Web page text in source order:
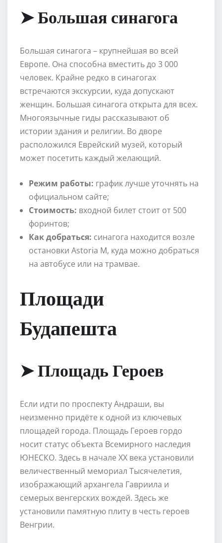
➤ Большая синагога
Большая синагога – крупнейшая во всей
Европе. Она способна вместить до 3 000
человек. Крайне редко в синагогах
встречаются экскурсии, куда допускают
женщин. Большая синагога открыта для всех.
Многоязычные гиды рассказывают об
истории здания и религии. Во дворе
расположился Еврейский музей, который
может посетить каждый желающий.
Режим работы: график лучше уточнять на
официальном сайте;
Стоимость: входной билет стоит от 500
форинтов;
Как добраться: синагога находится возле
остановки Astoria М, куда можно добраться
на автобусе или на трамвае.
Площади
Будапешта
➤ Площадь Героев
Если идти по проспекту Андраши, вы
неизменно придёте к одной из ключевых
площадей города. Площадь Героев гордо
носит статус объекта Всемирного наследия
ЮНЕСКО. Здесь в начале XX века установили
величественный мемориал Тысячелетия,
изображающий архангела Гавриила и
семерых венгерских вождей. Здесь же
установили памятную плиту в честь героев
Венгрии.